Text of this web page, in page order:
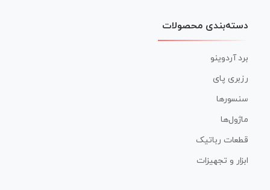
دسته‌بندی محصولات
برد آردوینو
رزبری پای
سنسورها
ماژول‌ها
قطعات رباتیک
ابزار و تجهیزات